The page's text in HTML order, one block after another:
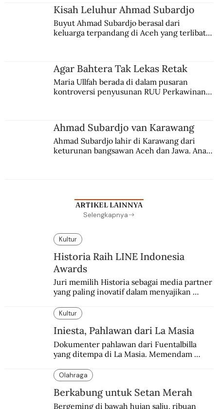
Kisah Leluhur Ahmad Subardjo
Buyut Ahmad Subardjo berasal dari
keluarga terpandang di Aceh yang terlibat
Agar Bahtera Tak Lekas Retak
Maria Ullfah berada di dalam pusaran
kontroversi penyusunan RUU Perkawinan.
Ahmad Subardjo van Karawang
Ahmad Subardjo lahir di Karawang dari
keturunan bangsawan Aceh dan Jawa. Anak
ARTIKEL LAINNYA
Selengkapnya
Kultur
Historia Raih LINE Indonesia
Awards
Juri memilih Historia sebagai media partner
yang paling inovatif dalam menyajikan
Kultur
Iniesta, Pahlawan dari La Masia
Dokumenter pahlawan dari Fuentalbilla
yang ditempa di La Masia. Memendam
dan dingin.
Olahraga
Berkabung untuk Setan Merah
Bergeming di bawah hujan salju, ribuan